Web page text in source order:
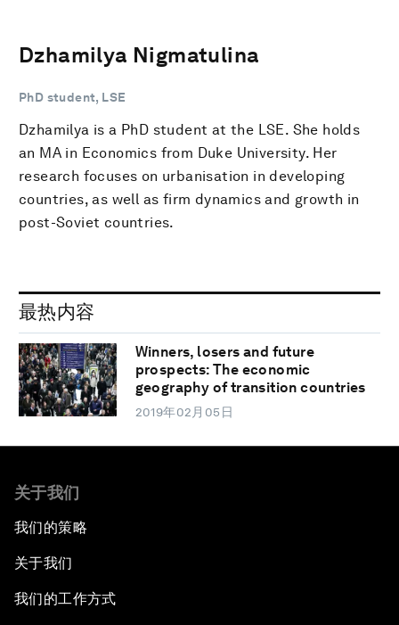
Dzhamilya Nigmatulina
PhD student, LSE
Dzhamilya is a PhD student at the LSE. She holds
an MA in Economics from Duke University. Her
research focuses on urbanisation in developing
countries, as well as firm dynamics and growth in
post-Soviet countries.
最热内容
Winners, losers and future
prospects: The economic
geography of transition countries
2019年02月05日
关于我们
我们的策略
关于我们
我们的工作方式